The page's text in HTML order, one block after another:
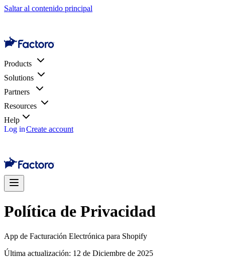
Saltar al contenido principal
Products
Solutions
Partners
Resources
Help
Log inCreate account
Política de Privacidad
App de Facturación Electrónica para Shopify
Última actualización: 12 de Diciembre de 2025